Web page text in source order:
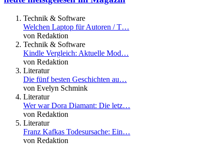
Technik & Software
Welchen Laptop für Autoren / T…
von Redaktion
Technik & Software
Kindle Vergleich: Aktuelle Mod…
von Redaktion
Literatur
Die fünf besten Geschichten au…
von Evelyn Schmink
Literatur
Wer war Dora Diamant: Die letz…
von Redaktion
Literatur
Franz Kafkas Todesursache: Ein…
von Redaktion